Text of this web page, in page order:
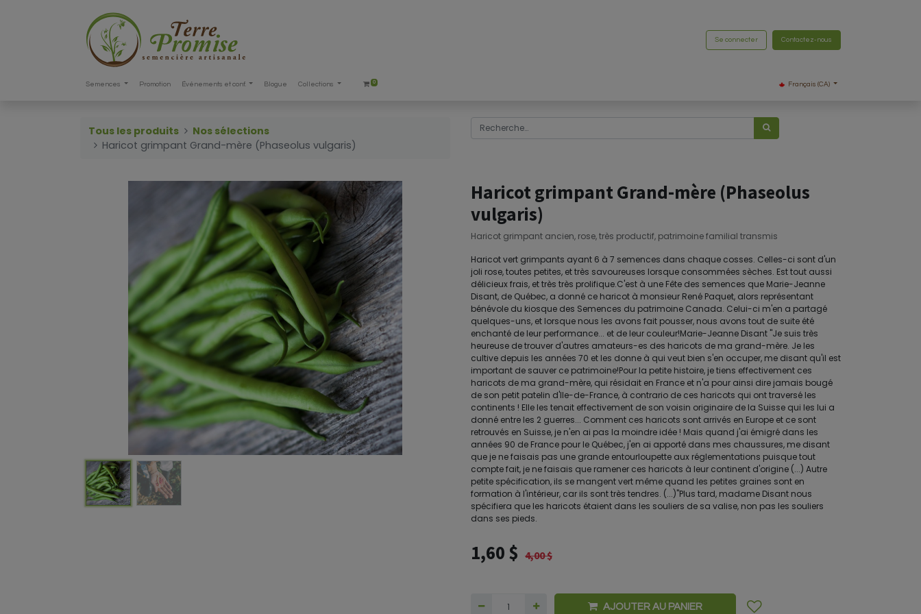
Se connecter Contactez-nous
Semences Promotion Événements et conf. Blogue Collections 0 Français (CA)
Tous les produits
Nos sélections
Haricot grimpant Grand-mère (Phaseolus vulgaris)
Haricot grimpant Grand-mère (Phaseolus
vulgaris)
Haricot grimpant ancien, rose, très productif, patrimoine familial transmis
Haricot vert grimpants ayant 6 à 7 semences dans chaque cosses. Celles-ci sont d'un
joli rose, toutes petites, et très savoureuses lorsque consommées sèches. Est tout aussi
délicieux frais, et très très prolifique.C'est à une Fête des semences que Marie-Jeanne
Disant, de Québec, a donné ce haricot à monsieur René Paquet, alors représentant
bénévole du kiosque des Semences du patrimoine Canada. Celui-ci m'en a partagé
quelques-uns, et lorsque nous les avons fait pousser, nous avons tout de suite été
enchanté de leur performance... et de leur couleur!Marie-Jeanne Disant "Je suis très
heureuse de trouver d'autres amateurs-es des haricots de ma grand-mère. Je les
cultive depuis les années 70 et les donne à qui veut bien s'en occuper, me disant qu'il est
important de sauver ce patrimoine!Pour la petite histoire, je tiens effectivement ces
haricots de ma grand-mère, qui résidait en France et n'a pour ainsi dire jamais bougé
de son petit patelin d'Ile-de-France, à contrario de ces haricots qui ont traversé les
continents ! Elle les tenait effectivement de son voisin originaire de la Suisse qui les lui a
donné entre les 2 guerres... Comment ces haricots sont arrivés en Europe et ce sont
retrouvés en Suisse, je n'en ai pas la moindre idée ! Mais quand j'ai émigré dans les
années 90 de France pour le Québec, j'en ai apporté dans mes chaussures, me disant
que je ne faisais pas une grande entourloupette aux réglementations puisque tout
compte fait, je ne faisais que ramener ces haricots à leur continent d'origine (...) Autre
petite spécification, ils se mangent vert même quand les petites graines sont en
formation à l'intérieur, car ils sont très tendres. (...)"Plus tard, madame Disant nous
spécifiera que les haricots étaient dans les souliers de sa valise, non pas les souliers
dans ses pieds.
1,60 $ 4,00$
AJOUTER AU PANIER